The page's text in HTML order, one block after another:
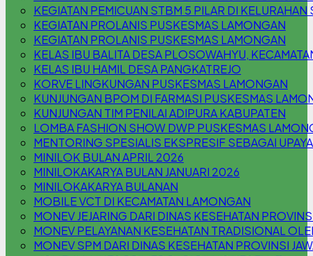
KEGIATAN PEMICUAN STBM 5 PILAR DI
KEGIATAN PROLANIS PUSKESMAS LAMONGAN
KEGIATAN PROLANIS PUSKESMAS LAMONGAN
KELAS IBU BALITA DESA PLOSOWAHYU,
KELAS IBU HAMIL DESA PANGKATREJO
KORVE LINGKUNGAN PUSKESMAS LAMONGAN
KUNJUNGAN BPOM DI FARMASI PUSKESMAS
KUNJUNGAN TIM PENILAI ADIPURA KABUPATEN
LOMBA FASHION SHOW DWP PUSKESMAS
MENTORING SPESIALIS EKSPRESIF SEBAGAI
MINILOK BULAN APRIL 2026
MINILOKAKARYA BULAN JANUARI 2026
MINILOKAKARYA BULANAN
MOBILE VCT DI KECAMATAN LAMONGAN
MONEV JEJARING DARI DINAS KESEHATAN
MONEV PELAYANAN KESEHATAN TRADISIONAL
MONEV SPM DARI DINAS KESEHATAN PROVINSI